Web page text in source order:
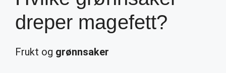
dreper magefett?
Frukt og grønnsaker